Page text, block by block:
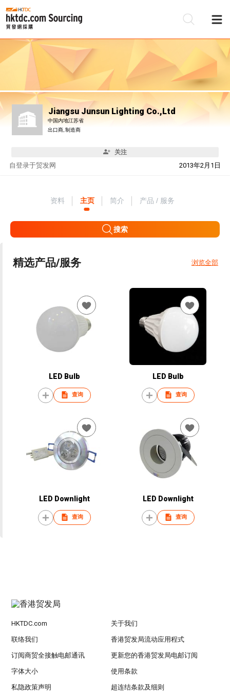
Jiangsu Junsun Lighting Co.,Ltd
中国内地江苏省
出口商, 制造商
关注
自 2013年2月1日
登录于贸发网
资料 主页 简介 产品 / 服务
搜索
精选产品/服务 浏览全部
LED Bulb
查询
LED Bulb
查询
LED Downlight
查询
LED Downlight
查询
HKTDC.com 关于我们
联络我们 香港贸发局流动应用程式
订阅商贸全接触电邮通讯 更新您的香港贸发局电邮订阅
字体大小 使用条款
私隐政策声明 超连结条款及细则